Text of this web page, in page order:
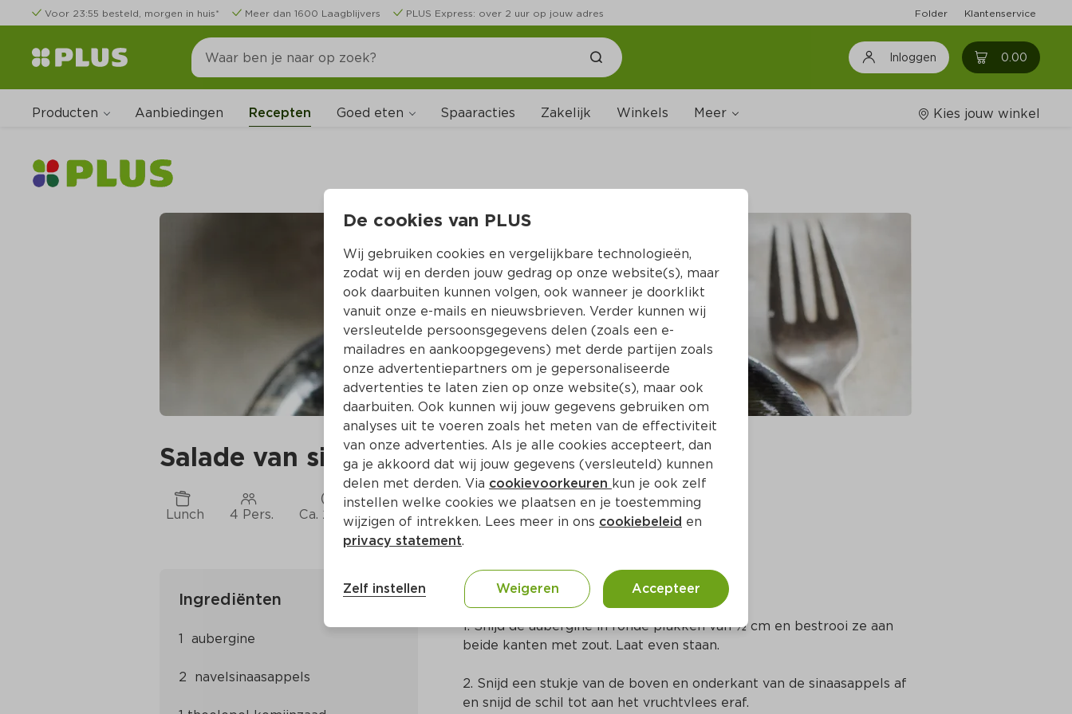
Voor 23:55 besteld, morgen in huis* Meer dan 1600 Laagblijvers PLUS Express: over 2 uur op jouw adres Folder Klantenservice
Inloggen 0.00 0
Producten Aanbiedingen Recepten Goed eten Spaaracties Zakelijk Winkels Meer
Wijnshop
Boodschappenlijstjes
Kies jouw winkel
Salade van sinaasappel en aubergine
Lunch 4 Pers. Ca. 20 Min Midden-Oosters
Ingrediënten
Bereidingswijze
1. Snijd de aubergine in ronde plakken van ½ cm en bestrooi ze aan
beide kanten met zout. Laat even staan.
2. Snijd een stukje van de boven en onderkant van de sinaasappels af
en snijd de schil tot aan het vruchtvlees eraf.
De cookies van PLUS
Wij gebruiken cookies en vergelijkbare technologieën,
zodat wij en derden jouw gedrag op onze website(s), maar
ook daarbuiten kunnen volgen, ook wanneer je doorklikt
vanuit onze e-mails en nieuwsbrieven. Verder kunnen wij
versleutelde persoonsgegevens delen (zoals een e-
mailadres en aankoopgegevens) met derde partijen zoals
onze advertentiepartners om je gepersonaliseerde
advertenties te laten zien op onze website(s), maar ook
daarbuiten. Ook kunnen wij jouw gegevens gebruiken om
analyses uit te voeren zoals het meten van de effectiviteit
van onze advertenties. Als je alle cookies accepteert, dan
ga je akkoord dat wij jouw gegevens (versleuteld) kunnen
delen met derden. Via cookievoorkeuren kun je ook zelf
instellen welke cookies we plaatsen en je toestemming
wijzigen of intrekken. Lees meer in ons cookiebeleid en
privacy statement.
Zelf instellen Weigeren Accepteer